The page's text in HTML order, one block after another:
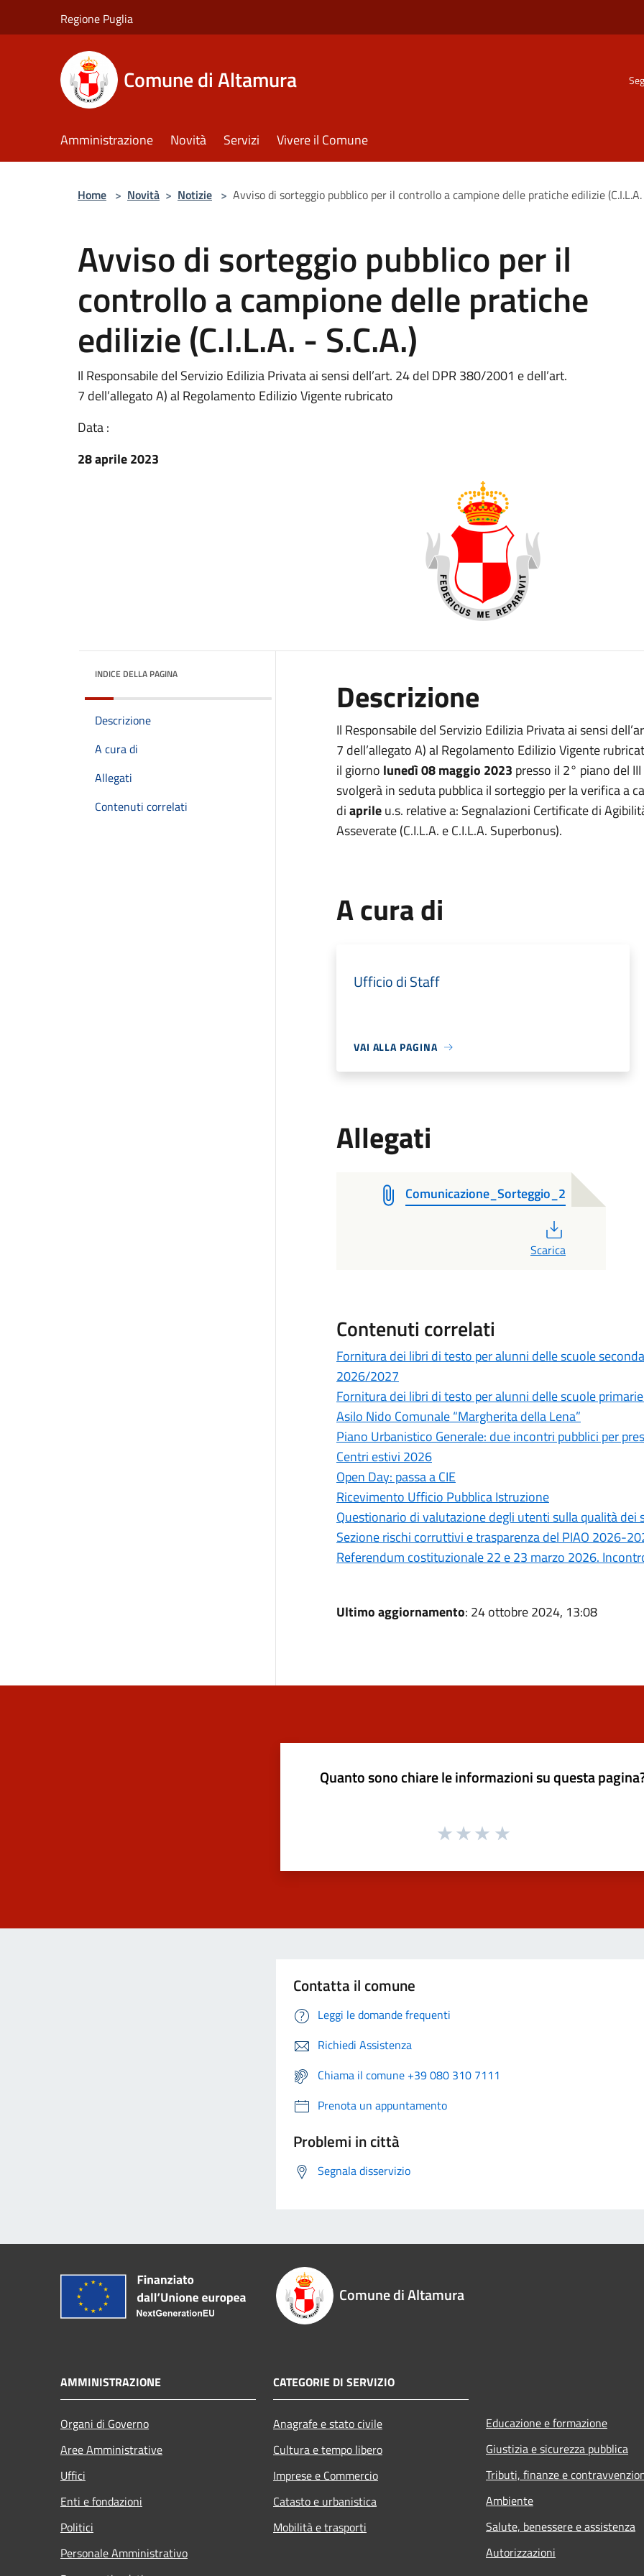
Regione Puglia
Comune di Altamura
Amministrazione Novità Servizi Vivere il Comune
Home > Novità > Notizie > Avviso di sorteggio pubblico per il controllo a campione delle pratiche edilizie (C.I.L.A.
Avviso di sorteggio pubblico per il
controllo a campione delle pratiche
edilizie (C.I.L.A. - S.C.A.)
Il Responsabile del Servizio Edilizia Privata ai sensi dell’art. 24 del DPR 380/2001 e dell’art.
7 dell’allegato A) al Regolamento Edilizio Vigente rubricato
Data :
28 aprile 2023
INDICE DELLA PAGINA
Descrizione
A cura di
Allegati
Contenuti correlati
Descrizione
Il Responsabile del Servizio Edilizia Privata ai sensi
7 dell’allegato A) al Regolamento Edilizio Vigente
il giorno lunedì 08 maggio 2023 presso il 2° piano del
svolgerà inseduta pubblica il sorteggio per la verifica a
diaprileu.s. relative a: Segnalazioni Certificate di
Asseverate (C.I.L.A. e C.I.L.A. Superbonus).
A cura di
Ufficio di Staff
VAI ALLA PAGINA
Allegati
Comunicazione_Sorteggio_2
Scarica
Contenuti correlati
Fornitura dei libri di testo per alunni delle scuole
2026/2027
Fornitura dei libri di testo per alunni delle scuole
Asilo Nido Comunale “Margherita della Lena”
Piano Urbanistico Generale: due incontri pubblici per
Centri estivi 2026
Open Day: passa a CIE
Ricevimento Ufficio Pubblica Istruzione
Questionario di valutazione degli utenti sulla qualità dei
Sezione rischi corruttivi e trasparenza del PIAO 2026-
Referendum costituzionale 22 e 23 marzo 2026.
Ultimo aggiornamento: 24 ottobre 2024, 13:08
Quanto sono chiare le informazioni su questa
Contatta il comune
Leggi le domande frequenti
Richiedi Assistenza
Chiama il comune +39 080 310 7111
Prenota un appuntamento
Problemi in città
Segnala disservizio
Comune di Altamura
AMMINISTRAZIONE
Organi di Governo
Aree Amministrative
Uffici
Enti e fondazioni
Politici
Personale Amministrativo
CATEGORIE DI SERVIZIO
Anagrafe e stato civile
Cultura e tempo libero
Imprese e Commercio
Catasto e urbanistica
Mobilità e trasporti
Educazione e formazione
Giustizia e sicurezza pubblica
Tributi, finanze e
Ambiente
Salute, benessere e assistenza
Autorizzazioni